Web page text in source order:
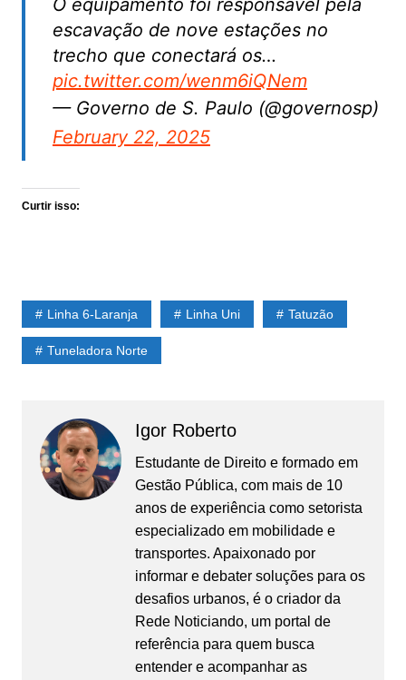
escavação de nove estações no
trecho que conectará os…
pic.twitter.com/wenm6iQNem
— Governo de S. Paulo (@governosp)
February 22, 2025
Curtir isso:
Linha 6-Laranja Linha Uni Tatuzão
Tuneladora Norte
Igor Roberto
Estudante de Direito e formado em
Gestão Pública, com mais de 10
anos de experiência como setorista
especializado em mobilidade e
transportes. Apaixonado por
informar e debater soluções para os
desafios urbanos, é o criador da
Rede Noticiando, um portal de
referência para quem busca
entender e acompanhar as